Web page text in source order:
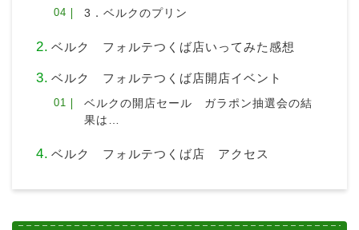
3．ベルクのプリン
ベルク フォルテつくば店いってみた感想
ベルク フォルテつくば店開店イベント
ベルクの開店セール ガラポン抽選会の結
果は…
ベルク フォルテつくば店 アクセス